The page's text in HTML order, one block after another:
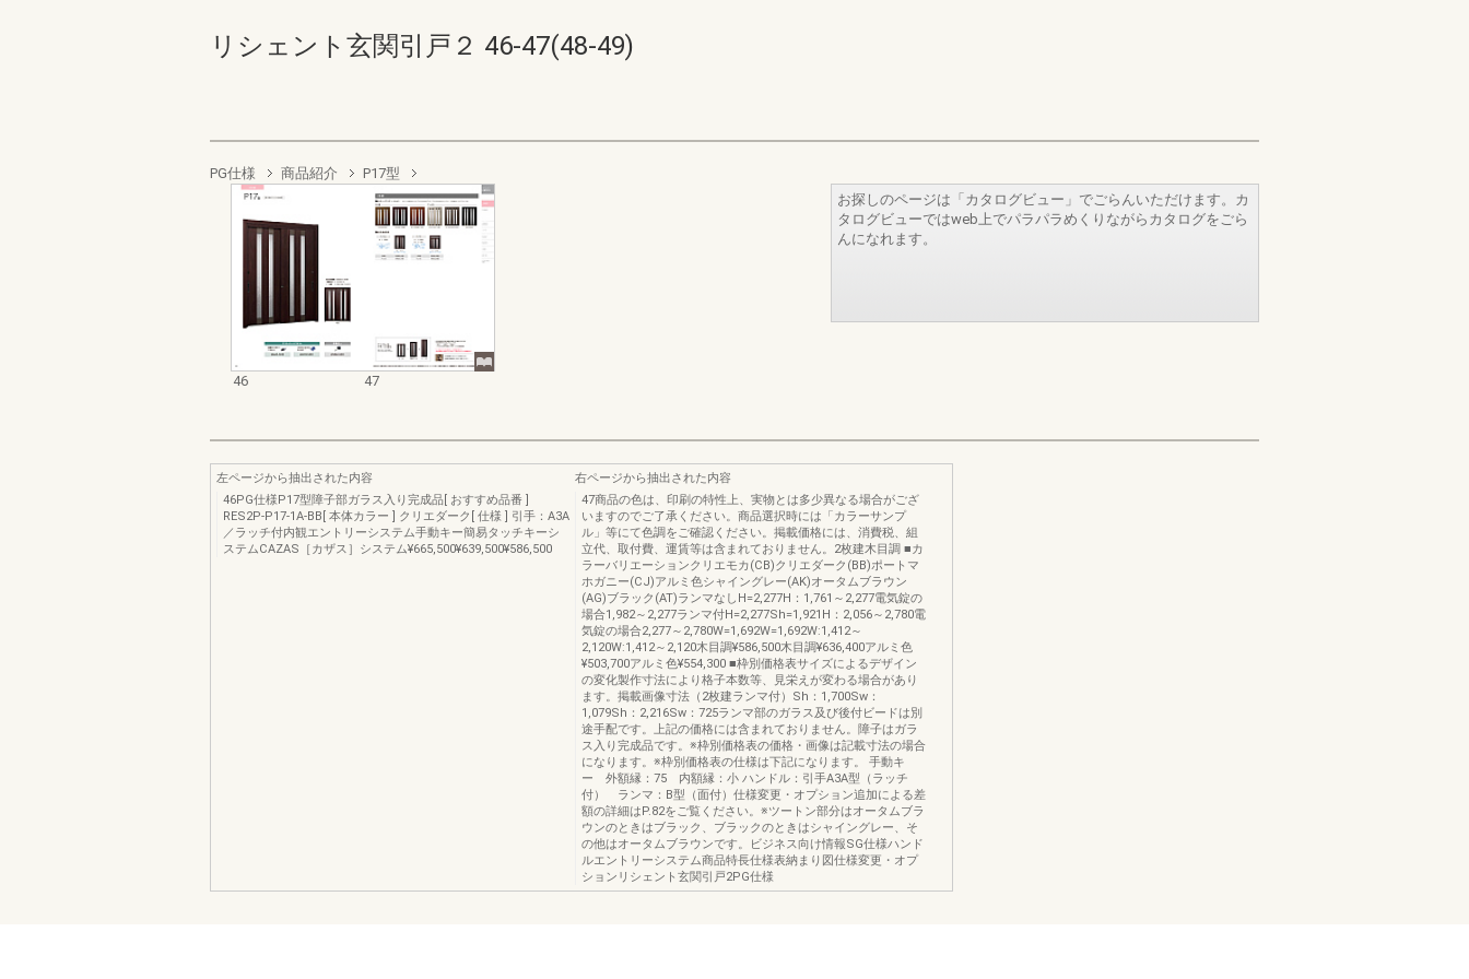
リシェント玄関引戸２ 46-47(48-49)
PG仕様 商品紹介 P17型
46 47
お探しのページは「カタログビュー」でごらんいただけます。カ
タログビューではweb上でパラパラめくりながらカタログをごら
んになれます。
左ページから抽出された内容
46PG仕様P17型障子部ガラス入り完成品[ おすすめ品番 ]
RES2P-P17-1A-BB[ 本体カラー ] クリエダーク[ 仕様 ] 引手：A3A
／ラッチ付内観エントリーシステム手動キー簡易タッチキーシ
ステムCAZAS［カザス］システム¥665,500¥639,500¥586,500
右ページから抽出された内容
47商品の色は、印刷の特性上、実物とは多少異なる場合がござ
いますのでご了承ください。商品選択時には「カラーサンプ
ル」等にて色調をご確認ください。掲載価格には、消費税、組
立代、取付費、運賃等は含まれておりません。2枚建木目調 ■カ
ラーバリエーションクリエモカ(CB)クリエダーク(BB)ポートマ
ホガニー(CJ)アルミ色シャイングレー(AK)オータムブラウン
(AG)ブラック(AT)ランマなしH=2,277H：1,761～2,277電気錠の
場合1,982～2,277ランマ付H=2,277Sh=1,921H：2,056～2,780電
気錠の場合2,277～2,780W=1,692W=1,692W:1,412～
2,120W:1,412～2,120木目調¥586,500木目調¥636,400アルミ色
¥503,700アルミ色¥554,300 ■枠別価格表サイズによるデザイン
の変化製作寸法により格子本数等、見栄えが変わる場合があり
ます。掲載画像寸法（2枚建ランマ付）Sh：1,700Sw：
1,079Sh：2,216Sw：725ランマ部のガラス及び後付ビードは別
途手配です。上記の価格には含まれておりません。障子はガラ
ス入り完成品です。※枠別価格表の価格・画像は記載寸法の場合
になります。※枠別価格表の仕様は下記になります。 手動キ
ー 外額縁：75 内額縁：小 ハンドル：引手A3A型（ラッチ
付） ランマ：B型（面付）仕様変更・オプション追加による差
額の詳細はP.82をご覧ください。※ツートン部分はオータムブラ
ウンのときはブラック、ブラックのときはシャイングレー、そ
の他はオータムブラウンです。ビジネス向け情報SG仕様ハンド
ルエントリーシステム商品特長仕様表納まり図仕様変更・オプ
ションリシェント玄関引戸2PG仕様